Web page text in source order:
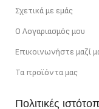
Σχετικά με εμάς
Ο Λογαριασμός μου
Επικοινωνήστε μαζί
Τα προϊόντα μας
Πολιτικές